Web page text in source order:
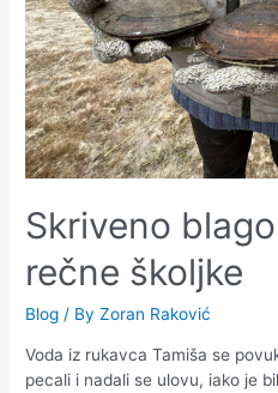
Skriveno
rečne školjke
Blog / ByZoran Raković
Voda iz rukavca Tamiša se
pecali i nadali se ulovu, iako je